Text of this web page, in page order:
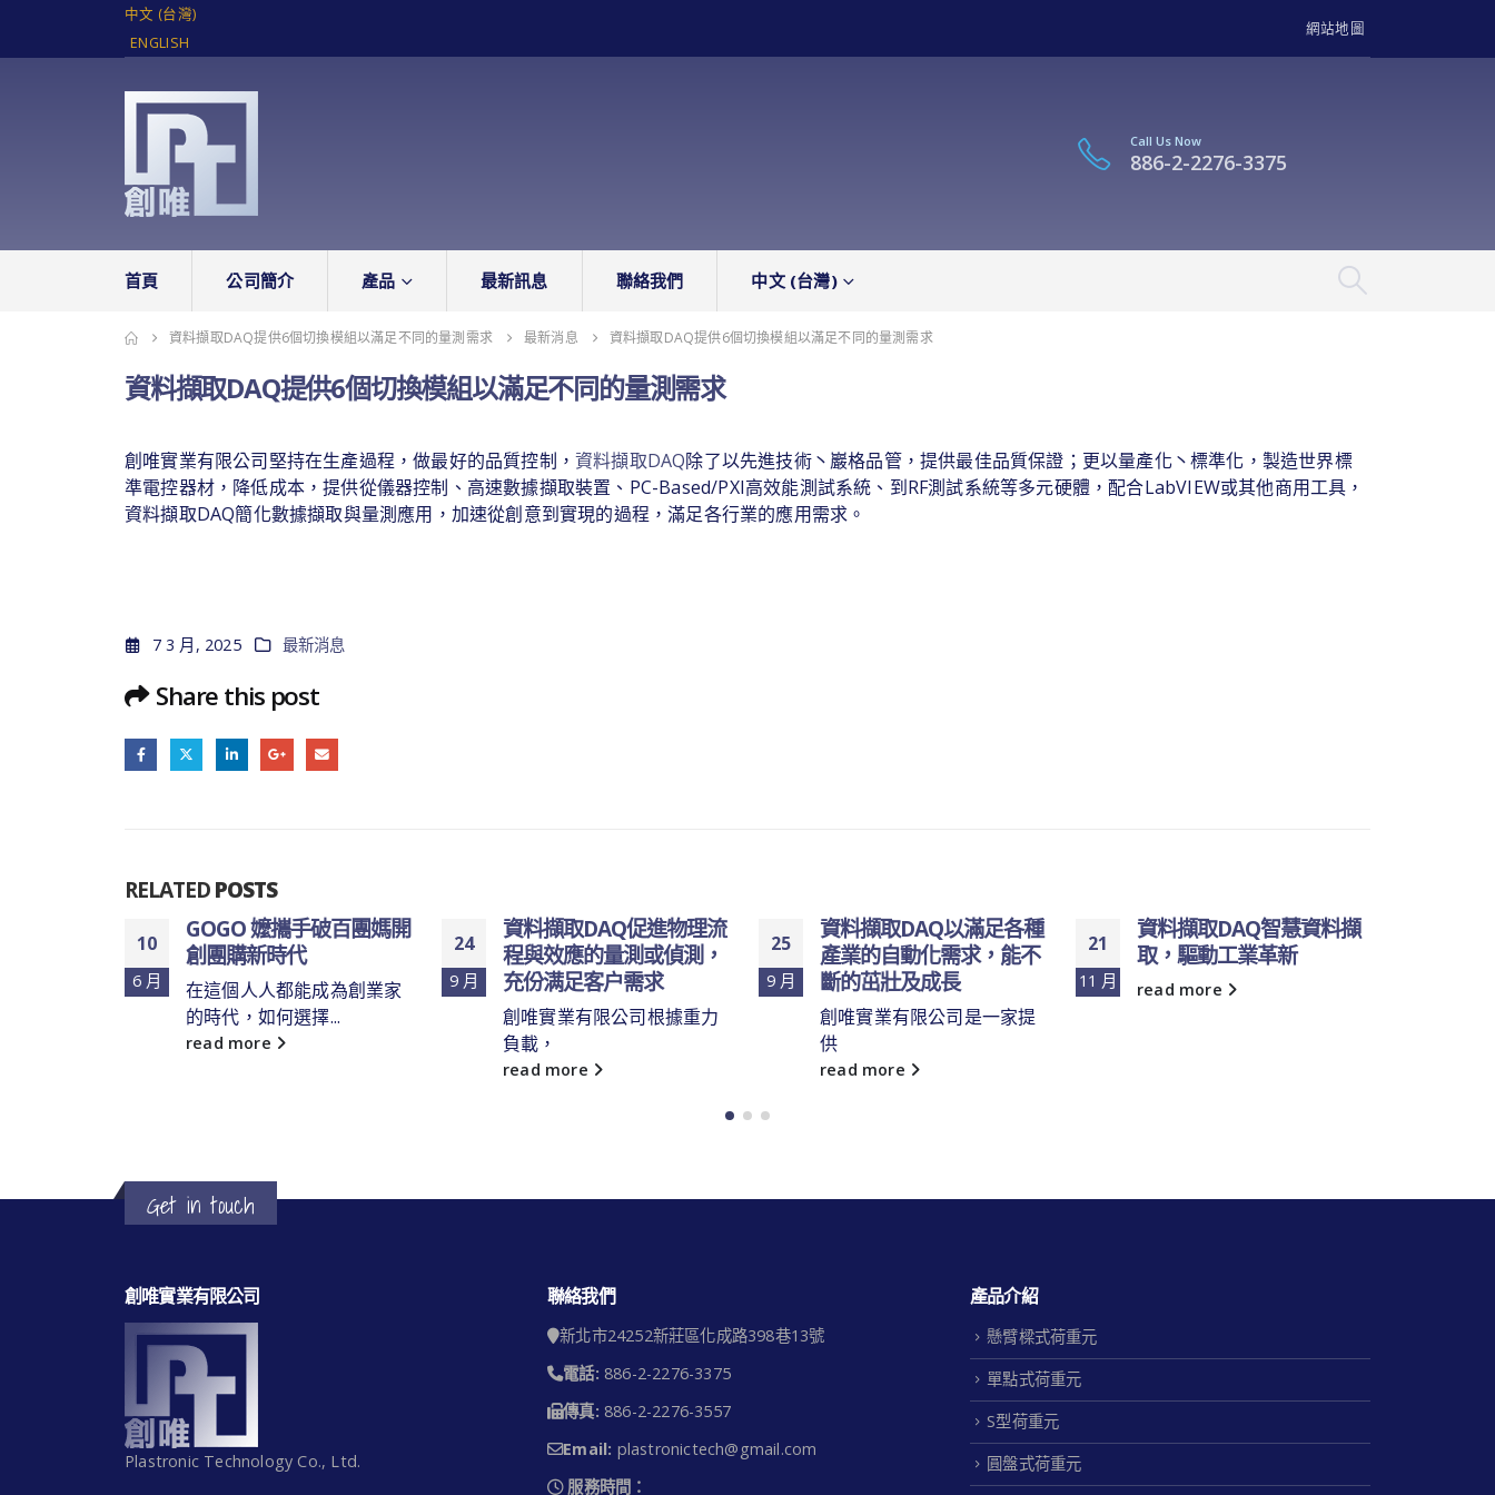
中文 (台灣)
ENGLISH
網站地圖
Call Us Now
886-2-2276-3375
首頁 公司簡介 產品 最新訊息 聯絡我們 中文 (台灣)
資料擷取DAQ提供6個切換模組以滿足不同的量測需求 最新消息 資料擷取DAQ提供6個切換模組以滿足不同的量測需求
資料擷取DAQ提供6個切換模組以滿足不同的量測需求
創唯實業有限公司堅持在生產過程，做最好的品質控制，資料擷取DAQ除了以先進技術丶巖格品管，提供最佳品質保證；更以量產化丶標準化，製造世界標
準電控器材，降低成本，提供從儀器控制、高速數據擷取裝置、PC-Based/PXI高效能測試系統、到RF測試系統等多元硬體，配合LabVIEW或其他商用工具，
資料擷取DAQ簡化數據擷取與量測應用，加速從創意到實現的過程，滿足各行業的應用需求。
7 3 月, 2025 最新消息
Share this post
RELATEDPOSTS
10
6 月
GOGO 嬤攜手破百團媽開
創團購新時代
在這個人人都能成為創業家
的時代，如何選擇...
read more
24
9 月
資料擷取DAQ促進物理流
程與效應的量測或偵測，
充份满足客户需求
創唯實業有限公司根據重力
負載，
read more
25
9 月
資料擷取DAQ以滿足各種
產業的自動化需求，能不
斷的茁壯及成長
創唯實業有限公司是一家提
供
read more
21
11 月
資料擷取DAQ智慧資料擷
取，驅動工業革新
read more
Get in touch
創唯實業有限公司
Plastronic Technology Co., Ltd.
聯絡我們
新北市24252新莊區化成路398巷13號
電話: 886-2-2276-3375
傳真: 886-2-2276-3557
Email: plastronictech@gmail.com
服務時間：
產品介紹
懸臂樑式荷重元
單點式荷重元
S型荷重元
圓盤式荷重元